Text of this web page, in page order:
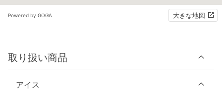
Powered by GOGA 大きな地図
取り扱い商品
アイス